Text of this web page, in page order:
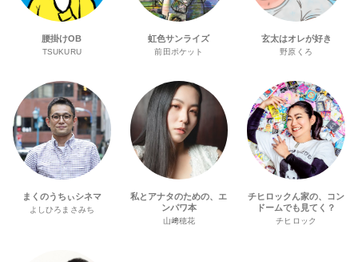
腰掛けOB
TSUKURU
虹色サンライズ
前田ポケット
玄太はオレが好き
野原くろ
まくのうちぃシネマ
よしひろまさみち
私とアナタのための、エ
ンパワ本
山﨑穂花
チヒロックん家の、コン
ドームでも見てく？
チヒロック